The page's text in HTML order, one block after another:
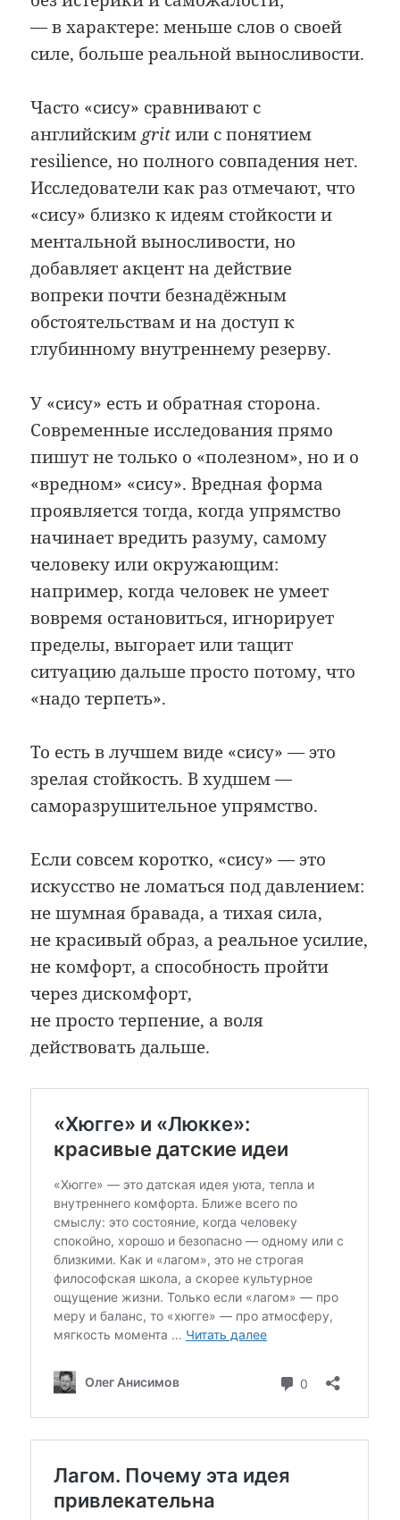
— в характере: меньше слов о своей
силе, больше реальной выносливости.
Часто «сису» сравнивают с
английскимgritили с понятием
resilience, но полного совпадения нет.
Исследователи как раз отмечают, что
«сису» близко к идеям стойкости и
ментальной выносливости, но
добавляет акцент на действие
вопреки почти безнадёжным
обстоятельствам и на доступ к
глубинному внутреннему резерву.
У «сису» есть и обратная сторона.
Современные исследования прямо
пишут не только о «полезном», но и о
«вредном» «сису». Вредная форма
проявляется тогда, когда упрямство
начинает вредить разуму, самому
человеку или окружающим:
например, когда человек не умеет
вовремя остановиться, игнорирует
пределы, выгорает или тащит
ситуацию дальше просто потому, что
«надо терпеть».
То есть в лучшем виде «сису» — это
зрелая стойкость. В худшем —
саморазрушительное упрямство.
Если совсем коротко, «сису» — это
искусство не ломаться под давлением:
не шумная бравада, а тихая сила,
не красивый образ, а реальное усилие,
не комфорт, а способность пройти
через дискомфорт,
не просто терпение, а воля
действовать дальше.